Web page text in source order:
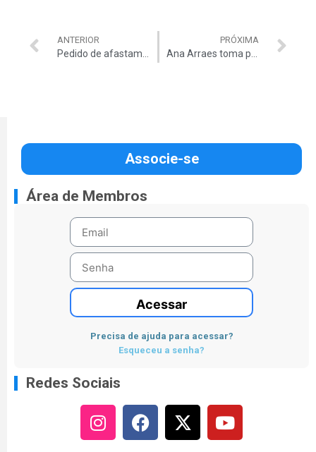
ANTERIOR PRÓXIMA
Associe-se
Área de Membros
Acessar
Precisa de ajuda para acessar?
Esqueceu a senha?
Redes Sociais